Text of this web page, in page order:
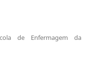
de Enfermagem da